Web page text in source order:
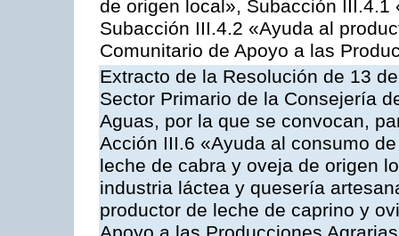
de origen local», Subacción
Subacción III.4.2 «Ayuda al
Comunitario de Apoyo a las
Extracto de la Resolución de 13
Sector Primario de la Consejería
Aguas, por la que se convocan,
Acción III.6 «Ayuda al consumo
leche de cabra y oveja de origen
industria láctea y quesería
productor de leche de caprino y